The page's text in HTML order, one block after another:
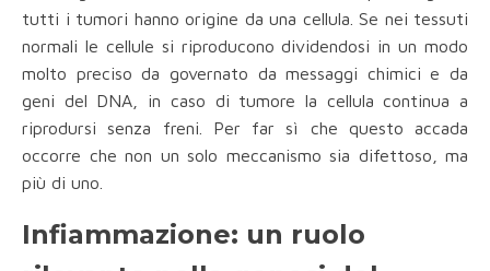
tutti i tumori hanno origine da una cellula. Se nei tessuti
normali le cellule si riproducono dividendosi in un modo
molto preciso da governato da messaggi chimici e da
geni del DNA, in caso di tumore la cellula continua a
riprodursi senza freni. Per far sì che questo accada
occorre che non un solo meccanismo sia difettoso, ma
più di uno.
Infiammazione: un ruolo